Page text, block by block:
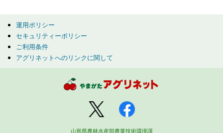
運用ポリシー
セキュリティーポリシー
ご利用条件
アグリネットへのリンクに関して
山形県農林水産部農業技術環境課